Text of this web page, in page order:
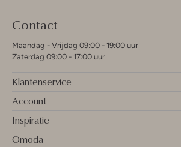
Contact
Maandag - Vrijdag 09:00 - 19:00 uur
Zaterdag 09:00 - 17:00 uur
Klantenservice
Account
Inspiratie
Omoda